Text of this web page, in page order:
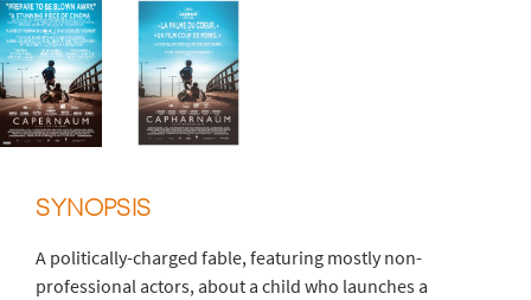
SYNOPSIS
A politically-charged fable, featuring mostly non-
professional actors, about a child who launches a